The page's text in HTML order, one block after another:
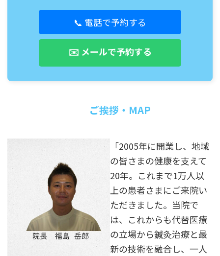
📞 電話で予約する
✉️ メールで予約する
ご挨拶・MAP
「2005年に開業し、地域
の皆さまの健康を支えて
20年。これまで1万人以
上の患者さまにご来院い
ただきました。当院で
は、これからも代替医療
の立場から鍼灸治療と最
新の技術を融合し、一人